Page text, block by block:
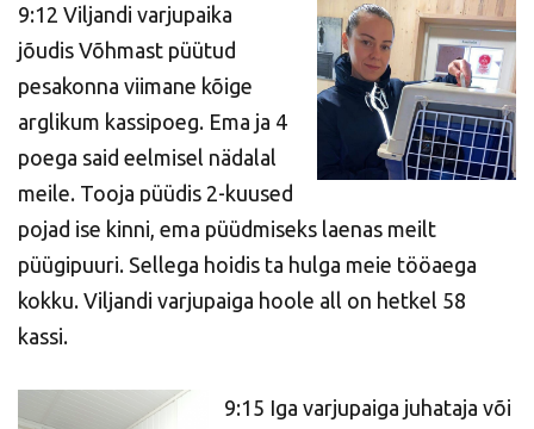
9:12 Viljandi varjupaika
jõudis Võhmast püütud
pesakonna viimane kõige
arglikum kassipoeg. Ema ja 4
poega said eelmisel nädalal
meile. Tooja püüdis 2-kuused
pojad ise kinni, ema püüdmiseks laenas meilt
püügipuuri. Sellega hoidis ta hulga meie tööaega
kokku. Viljandi varjupaiga hoole all on hetkel 58
kassi.
9:15 Iga varjupaiga juhataja või